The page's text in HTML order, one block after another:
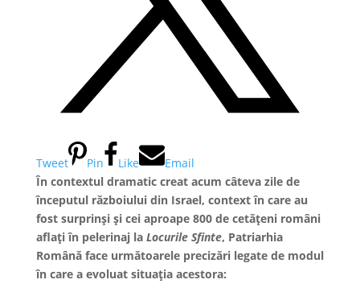
Tweet Pin Like
Email
În contextul dramatic creat acum câteva zile de
începutul războiului din Israel, context în care au
fost surprinși și cei aproape 800 de cetățeni români
aflați în pelerinaj la Locurile Sfinte, Patriarhia
Română face următoarele precizări legate de modul
în care a evoluat situația acestora: